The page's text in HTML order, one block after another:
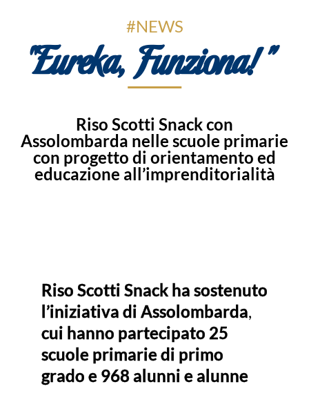
#NEWS
“Eureka, Funziona!”
Riso Scotti Snack con
Assolombarda nelle scuole primarie
con progetto di orientamento ed
educazione all’imprenditorialità
Riso Scotti Snack ha sostenuto
l’iniziativa di Assolombarda,
cui hanno partecipato 25
scuole primarie di primo
grado e 968 alunni e alunne